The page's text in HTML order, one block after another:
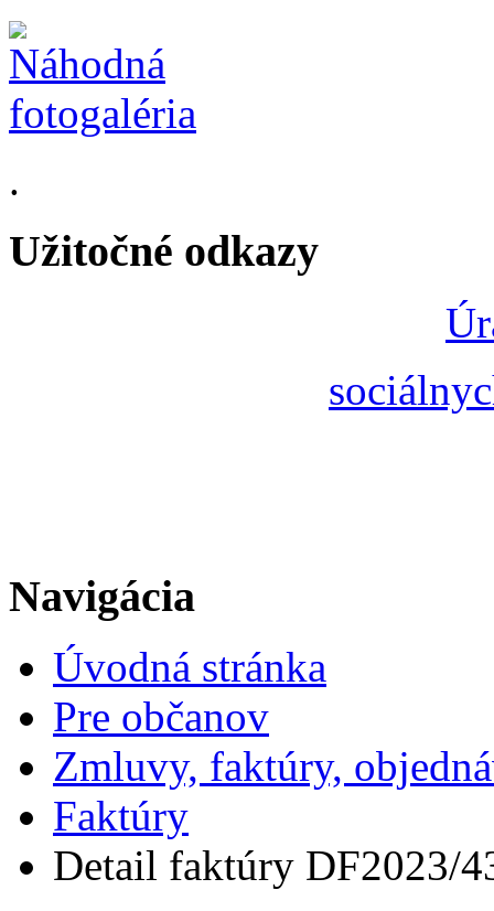
.
Užitočné odkazy
Navigácia
Úvodná stránka
Pre občanov
Zmluvy, faktúry,
Faktúry
Detail faktúry DF2023/